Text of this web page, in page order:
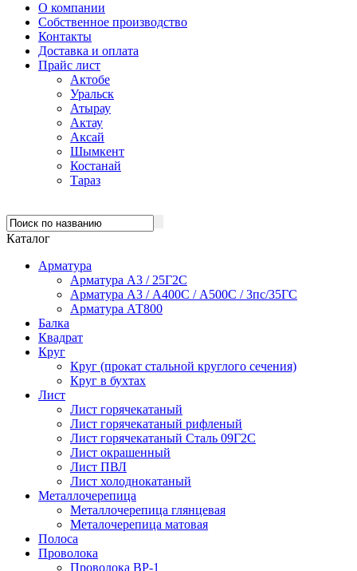
О компании
Собственное производство
Контакты
Доставка и оплата
Прайс лист
Актобе
Уральск
Атырау
Актау
Аксай
Шымкент
Костанай
Тараз
Каталог
Арматура
Арматура А3 / 25Г2С
Арматура А3 / А400С / А500С / 3пс/35ГС
Арматура АТ800
Балка
Квадрат
Круг
Круг (прокат стальной круглого сечения)
Круг в бухтах
Лист
Лист горячекатаный
Лист горячекатаный рифленый
Лист горячекатаный Сталь 09Г2С
Лист окрашенный
Лист ПВЛ
Лист холоднокатаный
Металлочерепица
Металлочерепица глянцевая
Металочерепица матовая
Полоса
Проволока
Проволока ВР-1